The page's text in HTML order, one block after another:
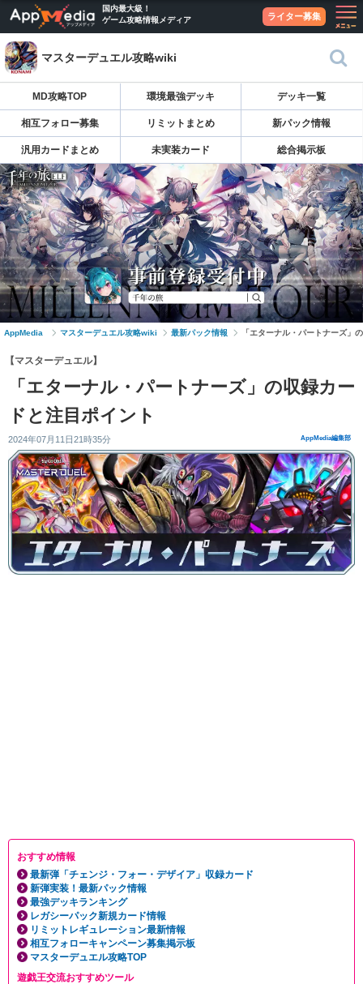
国内最大級！
ゲーム攻略情報メディア
ライター募集
マスターデュエル攻略wiki
MD攻略TOP 環境最強デッキ デッキ一覧
相互フォロー募集 リミットまとめ 新パック情報
汎用カードまとめ 未実装カード 総合掲示板
AppMedia マスターデュエル攻略wiki 最新パック情報 「エターナル・パートナーズ」
【マスターデュエル】
「エターナル・パートナーズ」の収録カー
ドと注目ポイント
2024年07月11日21時35分 AppMedia編集部
おすすめ情報
最新弾「チェンジ・フォー・デザイア」収録カード
新弾実装！最新パック情報
最強デッキランキング
レガシーパック新規カード情報
リミットレギュレーション最新情報
相互フォローキャンペーン募集掲示板
マスターデュエル攻略TOP
遊戯王交流おすすめツール